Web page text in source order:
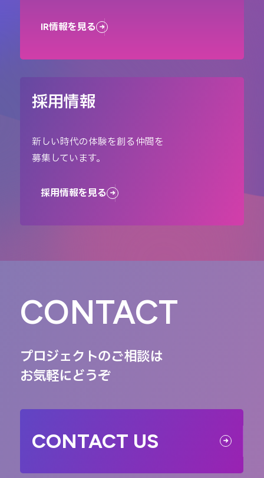
IR情報を見る
採用情報
新しい時代の体験を創る仲間を
募集しています。
採用情報を見る
CONTACT
プロジェクトのご相談は
お気軽にどうぞ
CONTACT US